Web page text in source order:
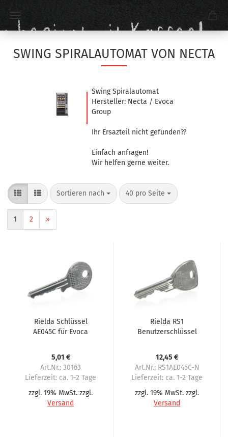
SWING SPIRALAUTOMAT VON NECTA
Swing Spiralautomat
Hersteller: Necta / Evoca
Group
Ihr Ersazteil nicht gefunden??
Einfach anfragen!
Wir helfen gerne weiter.
Sortieren nach 40 pro Seite
1 2 »
Rielda Schlüssel
AE045C für Evoca
5,01 €
Art.Nr.: 30163
Lieferzeit: ca. 1-2 Tage
zzgl. 19% MwSt. zzgl.
Versand
Rielda RS1
Benutzerschlüssel
12,45 €
Art.Nr.: RS1AE045C-N
Lieferzeit: ca. 1-2 Tage
zzgl. 19% MwSt. zzgl.
Versand